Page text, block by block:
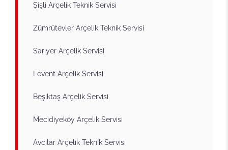
Şişli Arçelik Teknik Servisi
Zümrütevler Arçelik Teknik Servisi
Sarıyer Arçelik Servisi
Levent Arçelik Servisi
Beşiktaş Arçelik Servisi
Mecidiyeköy Arçelik Servisi
Avcılar Arçelik Teknik Servisi